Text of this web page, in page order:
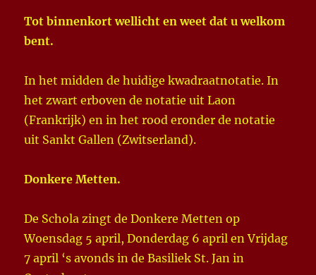
Tot binnenkort wellicht en weet dat u welkom
bent.
In het midden de huidige kwadraatnotatie. In
het zwart erboven de notatie uit Laon
(Frankrijk) en in het rood eronder de notatie
uit Sankt Gallen (Zwitserland).
Donkere Metten.
De Schola zingt de Donkere Metten op
Woensdag 5 april, Donderdag 6 april en Vrijdag
7 april ‘s avonds in de Basiliek St. Jan in